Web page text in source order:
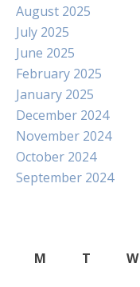
August 2025
July 2025
June 2025
February 2025
January 2025
December 2024
November 2024
October 2024
September 2024
M
T W